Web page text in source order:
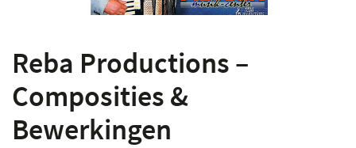
Reba Productions –
Composities &
Bewerkingen